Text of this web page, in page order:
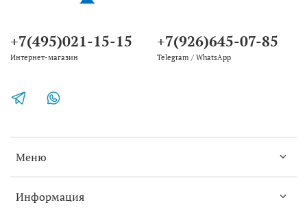
Меню
Информация
+7(495)021-15-15
Интернет-магазин
+7(926)645-07-85
Telegram / WhatsApp